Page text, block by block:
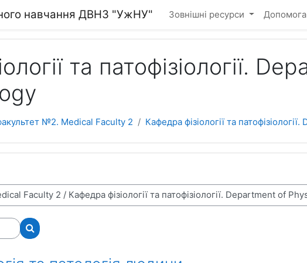
навчання ДВНЗ "УжНУ" Зовнішні ресурси Допомога
та патофізіології.
№2. Medical Faculty 2 Кафедра фізіології та
Search courses